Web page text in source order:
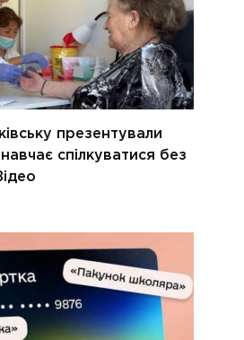
презентували
спілкуватися без